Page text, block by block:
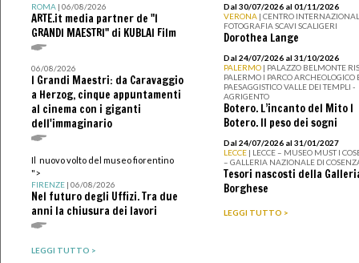
ROMA| 06/08/2026
ARTE.it media partner de "I
GRANDI MAESTRI" di KUBLAI Film
06/08/2026
I Grandi Maestri: da Caravaggio
a Herzog, cinque appuntamenti
al cinema con i giganti
dell'immaginario
Il nuovo volto del museo fiorentino
">
FIRENZE| 06/08/2026
Nel futuro degli Uffizi. Tra due
anni la chiusura dei lavori
LEGGI TUTTO >
Dal 30/07/2026 al 01/11/2026
VERONA | CENTRO
FOTOGRAFIA SCAVI SCALIGERI
Dorothea Lange
Dal 24/07/2026 al 31/10/2026
PALERMO | PALAZZO BELMONTE
PALERMO I PARCO ARCHEOLOGICO
PAESAGGISTICO VALLE DEI TEMPLI -
AGRIGENTO
Botero. L’incanto del Mito I
Botero. Il peso dei sogni
Dal 24/07/2026 al 31/01/2027
LECCE | LECCE – MUSEO MUST I
– GALLERIA NAZIONALE DI
Tesori nascosti della
Borghese
LEGGI TUTTO >